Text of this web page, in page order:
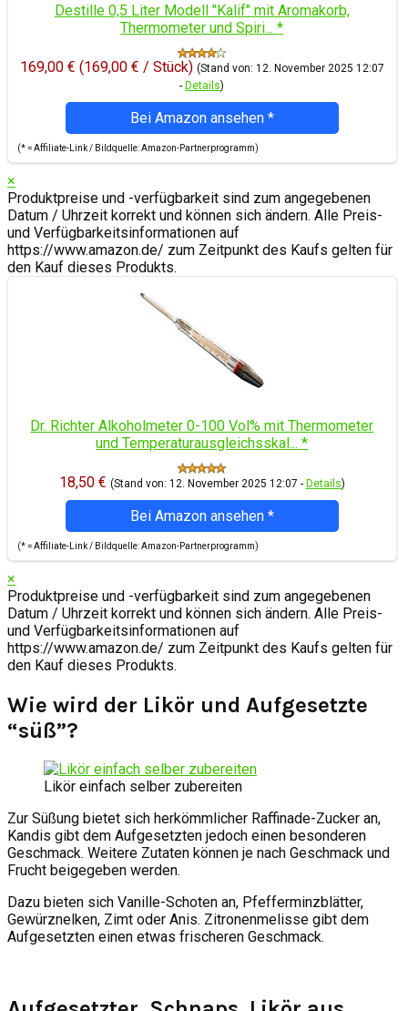
Destille 0,5 Liter Modell "Kalif" mit Aromakorb,
Thermometer und Spiri...*
169,00 € (169,00 € / Stück) (Stand von: 12. November 2025 12:07
-Details)
Bei Amazon ansehen *
(* = Affiliate-Link / Bildquelle: Amazon-Partnerprogramm)
×
Produktpreise und -verfügbarkeit sind zum angegebenen
Datum / Uhrzeit korrekt und können sich ändern. Alle Preis-
und Verfügbarkeitsinformationen auf
https://www.amazon.de/ zum Zeitpunkt des Kaufs gelten für
den Kauf dieses Produkts.
Dr. Richter Alkoholmeter 0-100 Vol% mit Thermometer
und Temperaturausgleichsskal...*
18,50 € (Stand von: 12. November 2025 12:07 - Details)
Bei Amazon ansehen *
(* = Affiliate-Link / Bildquelle: Amazon-Partnerprogramm)
×
Produktpreise und -verfügbarkeit sind zum angegebenen
Datum / Uhrzeit korrekt und können sich ändern. Alle Preis-
und Verfügbarkeitsinformationen auf
https://www.amazon.de/ zum Zeitpunkt des Kaufs gelten für
den Kauf dieses Produkts.
Wie wird der Likör und Aufgesetzte
“süß”?
Likör einfach selber zubereiten
Zur Süßung bietet sich herkömmlicher Raffinade-Zucker an,
Kandis gibt dem Aufgesetzten jedoch einen besonderen
Geschmack. Weitere Zutaten können je nach Geschmack und
Frucht beigegeben werden.
Dazu bieten sich Vanille-Schoten an, Pfefferminzblätter,
Gewürznelken, Zimt oder Anis. Zitronenmelisse gibt dem
Aufgesetzten einen etwas frischeren Geschmack.